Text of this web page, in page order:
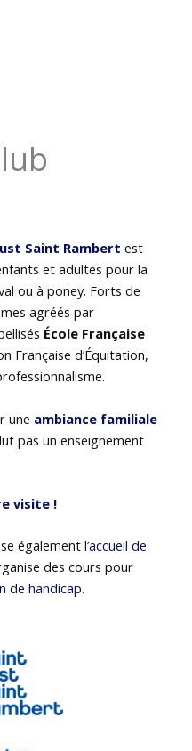
Saint Rambert est
et adultes pour la
ou à poney. Forts de
agréés par
École Française
Française d’Équitation,
une ambiance familiale
pas un enseignement
visite !
égalementl’accueil de
des cours pour
de handicap.